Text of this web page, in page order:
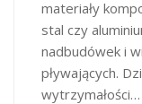
materiały
stal czy
nadbudówek i
pływających.
wytrzymałości…